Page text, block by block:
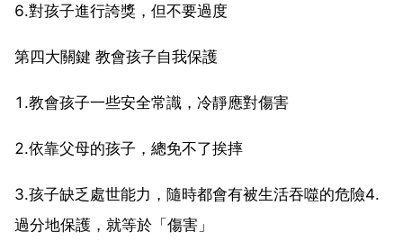
6.對孩子進行誇獎，但不要過度
第四大關鍵 教會孩子自我保護
1.教會孩子一些安全常識，冷靜應對傷害
2.依靠父母的孩子，總免不了挨摔
3.孩子缺乏處世能力，隨時都會有被生活吞噬的危險4.
過分地保護，就等於「傷害」